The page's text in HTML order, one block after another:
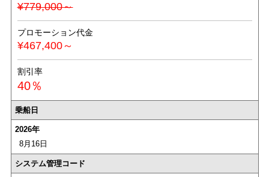
¥779,000～
プロモーション代金
¥467,400～
割引率
40％
乗船日
2026年
8月16日
システム管理コード